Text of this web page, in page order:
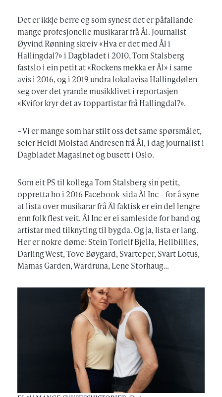
Det er ikkje berre eg som synest det er påfallande
mange profesjonelle musikarar frå Ål. Journalist
Øyvind Rønning skreiv «Hva er det med Ål i
Hallingdal?» i Dagbladet i 2010, Tom Stalsberg
fastslo i ein petit at «Rockens mekka er Ål» i same
avis i 2016, og i 2019 undra lokalavisa Hallingdølen
seg over det yrande musikklivet i reportasjen
«Kvifor kryr det av toppartistar frå Hallingdal?».
– Vi er mange som har stilt oss det same spørsmålet,
seier Heidi Molstad Andresen frå Ål, i dag journalist i
Dagbladet Magasinet og busett i Oslo.
Som eit PS til kollega Tom Stalsberg sin petit,
oppretta ho i 2016 Facebook-sida Ål Inc – for å syne
at lista over musikarar frå Ål faktisk er ein del lengre
enn folk flest veit. Ål Inc er ei samleside for band og
artistar med tilknyting til bygda. Og ja, lista er lang.
Her er nokre døme: Stein Torleif Bjella, Hellbillies,
Darling West, Tove Bøygard, Svarteper, Svart Lotus,
Mamas Garden, Wardruna, Lene Storhaug…